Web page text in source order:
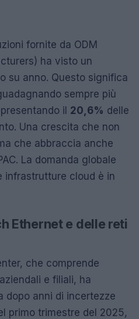
fornite da ODM
ha visto un
su anno. Questo significa
sempre più
il 20,6% delle
Una crescita che non
che abbraccia anche
La domanda globale
infrastrutture cloud è in
Ethernet e delle reti
che comprende
e filiali, ha
dopo anni di incertezze
primo trimestre del 2025,